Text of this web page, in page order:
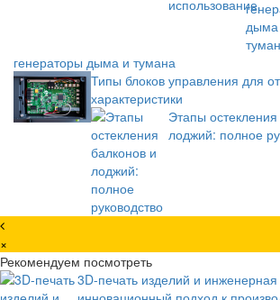
генераторы дыма и тумана
Типы блоков управления для
характеристики
Этапы
лоджий: полное
×
Рекомендуем посмотреть
3D-печать изделий и инженерная